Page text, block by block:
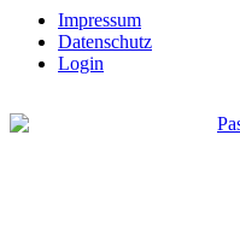
Impressum
Datenschutz
Login